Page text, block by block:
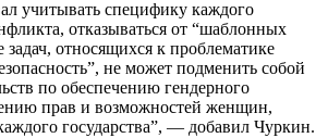
учитывать специфику каждого
отказываться от “шаблонных
относящихся к проблематике
не может подменить собой
по обеспечению гендерного
прав и возможностей женщин,
государства”, — добавил Чуркин.